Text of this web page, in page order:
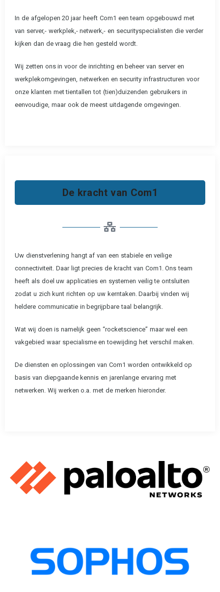
In de afgelopen 20 jaar heeft Com1 een team opgebouwd met
van server,- werkplek,- netwerk,- en securityspecialisten die verder
kijken dan de vraag die hen gesteld wordt.
Wij zetten ons in voor de inrichting en beheer van server en
werkplekomgevingen, netwerken en security infrastructuren voor
onze klanten met tientallen tot (tien)duizenden gebruikers in
eenvoudige, maar ook de meest uitdagende omgevingen.
De kracht van Com1
Uw dienstverlening hangt af van een stabiele en veilige
connectiviteit. Daar ligt precies de kracht van Com1. Ons team
heeft als doel uw applicaties en systemen veilig te ontsluiten
zodat u zich kunt richten op uw kerntaken. Daarbij vinden wij
heldere communicatie in begrijpbare taal belangrijk.
Wat wij doen is namelijk geen “rocketscience” maar wel een
vakgebied waar specialisme en toewijding het verschil maken.
De diensten en oplossingen van Com1 worden ontwikkeld op
basis van diepgaande kennis en jarenlange ervaring met
netwerken. Wij werken o.a. met de merken hieronder.